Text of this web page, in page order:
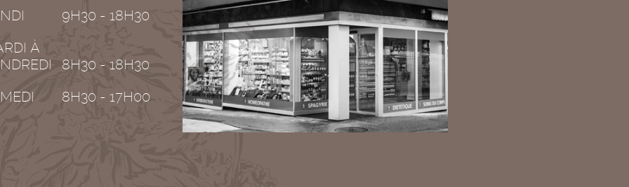
9H30 - 18H30
À
8H30 - 18H30
8H30 - 17H00